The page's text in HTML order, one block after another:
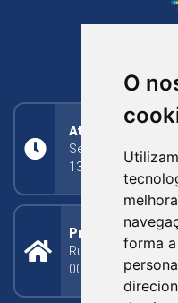
O
forma
Atendimento
Segunda a Sexta:
13h30min às 17h
Prefeitura
Rua Silva Jardim,
000